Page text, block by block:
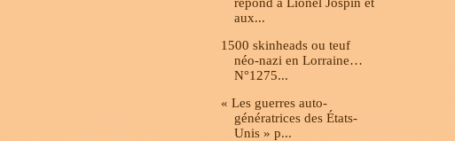
aux...
1500 skinheads ou teuf
néo-nazi en Lorraine…
N°1275...
« Les guerres auto-
génératrices des États-
Unis » p...